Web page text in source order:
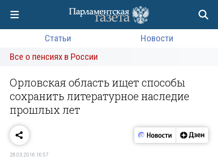
Статьи
Новости
Все о пенсиях в России
Орловская область ищет способы
сохранить литературное наследие
прошлых лет
28.03.2016 16:57